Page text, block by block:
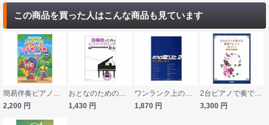
この商品を買った人はこんな商品も見ています
2,200 円
1,430 円
ワンランク上のピアノソロ ボカロ超ベスト 2 パンダヒーロー デプロMP
1,870 円
3,300 円